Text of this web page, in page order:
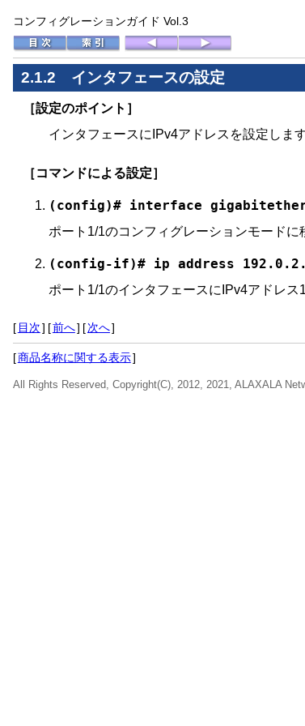
コンフィグレーションガイド Vol.3
2.1.2 インタフェースの設定
［設定のポイント］
インタフェースにIPv4アドレスを設定しま
［コマンドによる設定］
(config)# interface
ポート1/1のコンフィグレーションモードに
(config-if)# ip address
ポート1/1のインタフェースにIPv4アドレス
[ 目次] [前へ] [次へ]
[商品名称に関する表示]
All Rights Reserved, Copyright(C), 2012, 2021, ALAXALA